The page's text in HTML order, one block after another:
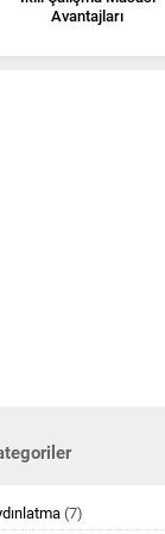
Avantajları
(7)